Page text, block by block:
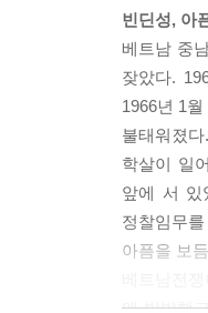
빈딘성, 아
베트남 중
잦았다.
1966년 1
불태워졌
학살이 일
앞에 서 있
정찰임무
아픔을 보
왜 발발했